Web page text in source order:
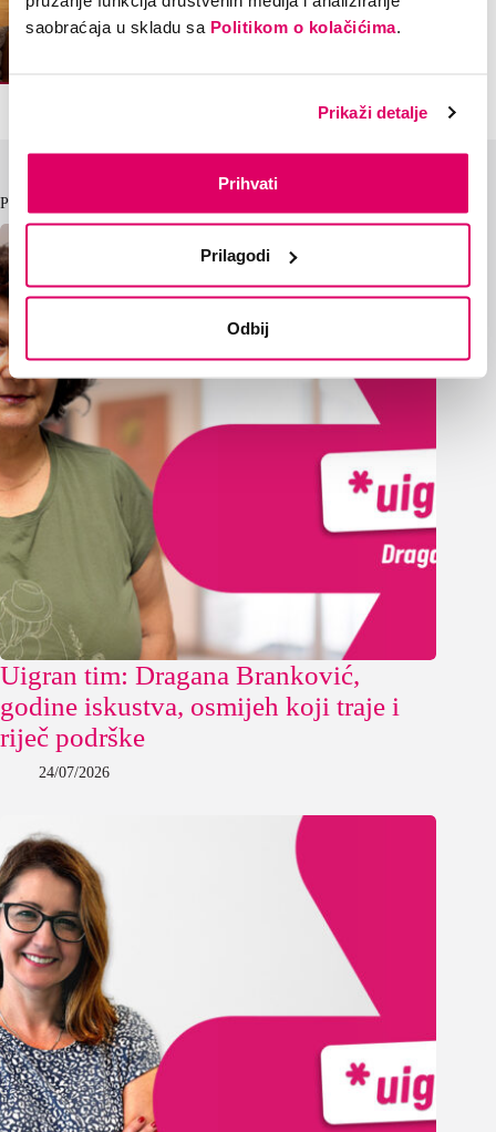
saobraćaja u skladu sa Politikom o kolačićima
Prikaži detalje
Prihvati
Prilagodi
Odbij
Pročitaj i ovo
Uigran tim: Dragana Branković,
godine iskustva, osmijeh koji traje i
riječ podrške
24/07/2026